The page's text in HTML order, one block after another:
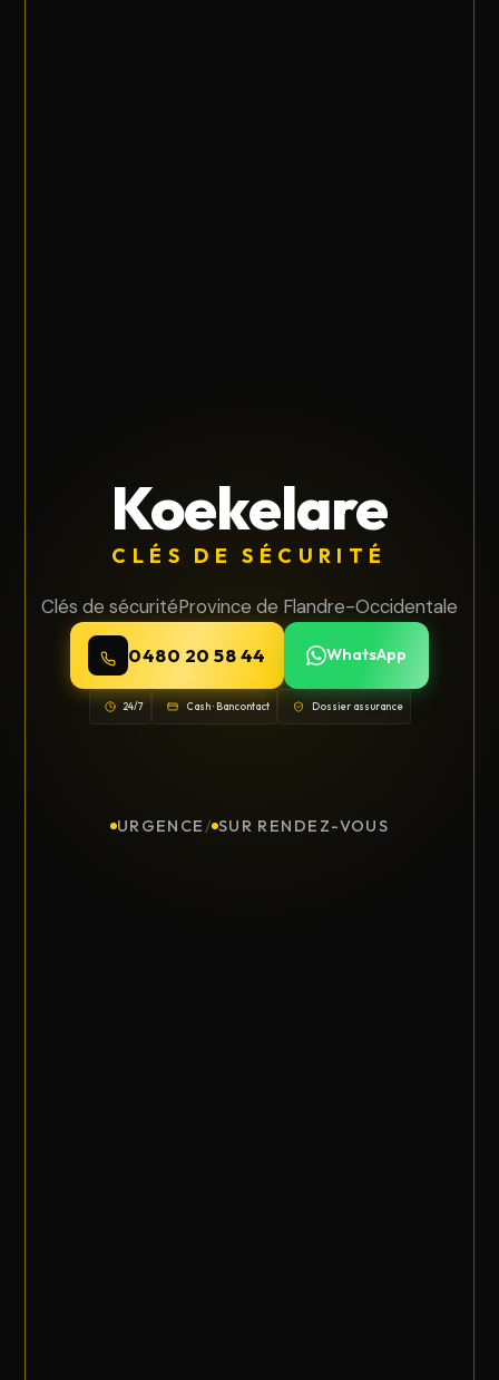
Koekelare
CLÉS DE SÉCURITÉ
Clés de sécuritéProvince de Flandre-Occidentale
0480 20 58 44 WhatsApp
24/7 Cash · Bancontact Dossier assurance
URGENCE / SUR RENDEZ-VOUS